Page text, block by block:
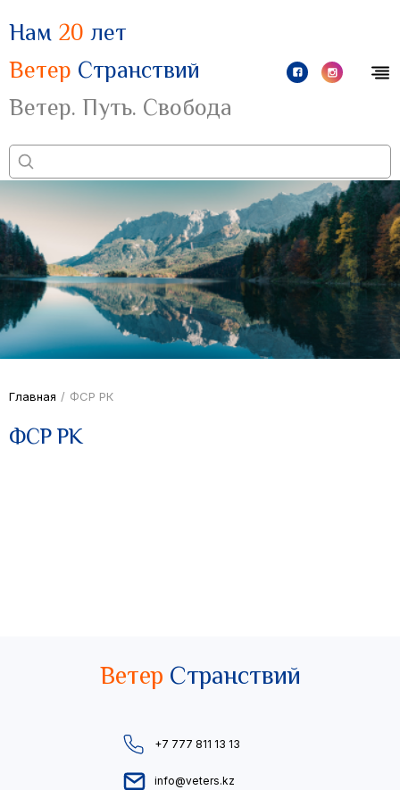
Нам 20 лет
Ветер Странствий
Ветер. Путь. Свобода
Главная / ФСР РК
ФСР РК
Ветер Странствий
+7 777 811 13 13
info@veters.kz